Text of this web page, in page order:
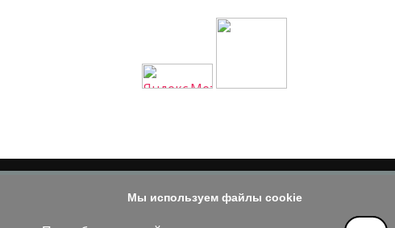
Мы используем файлы cookie
© 2014 - 2026
материала допускается только при наличии активной и